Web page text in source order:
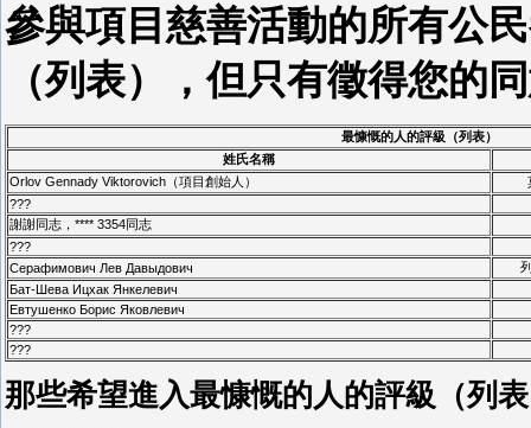
參與項目慈善活動的所有公
（列表），但只有徵得您的
最慷慨的人的評級（列表）
姓氏名稱
Orlov Gennady Viktorovich（項目創始人）
???
謝謝同志，**** 3354同志
???
Серафимович Лев Давыдович
Бат-Шева Ицхак Янкелевич
Евтушенко Борис Яковлевич
???
???
那些希望進入最慷慨的人的評級（列